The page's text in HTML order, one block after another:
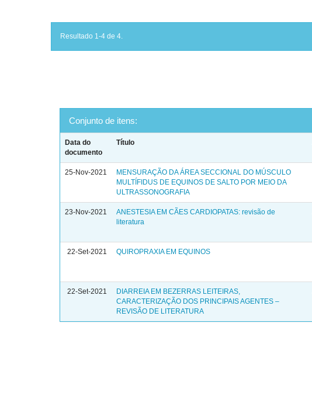
Resultado 1-4 de 4.
Conjunto de itens:
Data do
documento
Título
25-Nov-2021
MENSURAÇÃO DA ÁREA SECCIONAL DO MÚSCULO
MULTÍFIDUS DE EQUINOS DE SALTO POR MEIO DA
ULTRASSONOGRAFIA
23-Nov-2021
ANESTESIA EM CÃES CARDIOPATAS: revisão de
literatura
22-Set-2021 QUIROPRAXIA EM EQUINOS
22-Set-2021
DIARREIA EM BEZERRAS LEITEIRAS,
CARACTERIZAÇÃO DOS PRINCIPAIS AGENTES –
REVISÃO DE LITERATURA